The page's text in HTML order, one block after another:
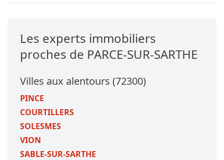
Les experts immobiliers
proches de PARCE-SUR-SARTHE
Villes aux alentours (72300)
PINCE
COURTILLERS
SOLESMES
VION
SABLE-SUR-SARTHE